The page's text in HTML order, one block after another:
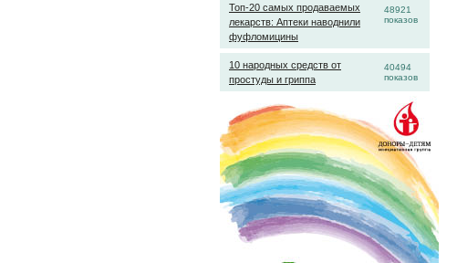
48921
показов
Топ-20 самых продаваемых
лекарств: Аптеки наводнили
фуфломицины
40494
показов
10 народных средств от
простуды и гриппа